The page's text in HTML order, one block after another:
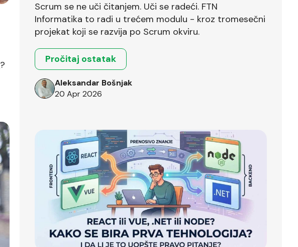
?
Scrum se ne uči čitanjem. Uči se radeći. FTN
Informatika to radi u trećem modulu - kroz tromesečni
projekat koji se razvija po Scrum okviru.
Pročitaj ostatak
Aleksandar Bošnjak
20 Apr 2026